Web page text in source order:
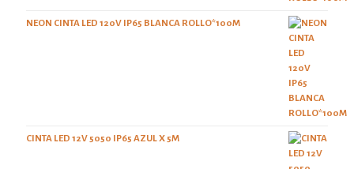
NEON CINTA LED 120V IP65 BLANCA ROLLO*100M
CINTA LED 12V 5050 IP65 AZUL X 5M